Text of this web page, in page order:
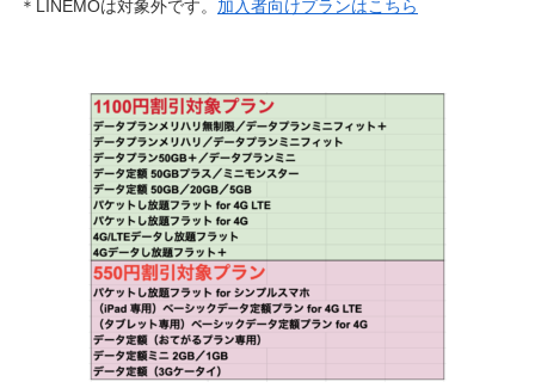
＊LINEMOは対象外です。 加入者向けプランはこちら